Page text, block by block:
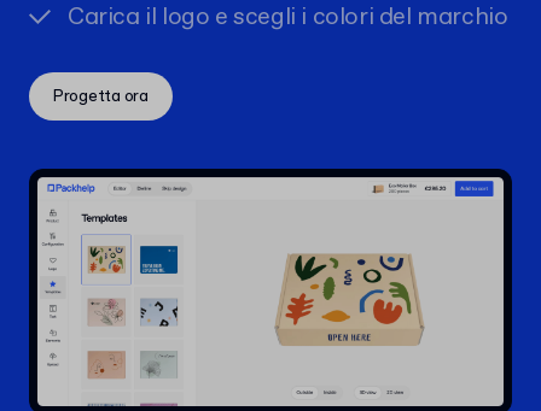
Carica il logo e scegli i colori del marchio
Progetta ora